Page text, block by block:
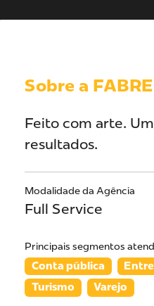
Sobre a
Feito com arte.
resultados.
Modalidade da Agência
Full Service
Principais segmentos
Conta pública
Turismo
Varejo